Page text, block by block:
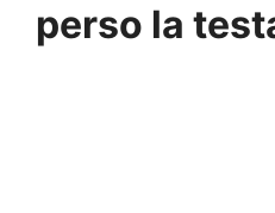
perso la